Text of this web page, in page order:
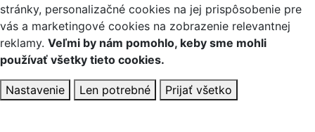
stránky, personalizačné cookies na jej prispôsobenie pre
vás a marketingové cookies na zobrazenie relevantnej
reklamy. Veľmi by nám pomohlo, keby sme mohli
používať všetky tieto cookies.
Nastavenie Len potrebné Prijať všetko